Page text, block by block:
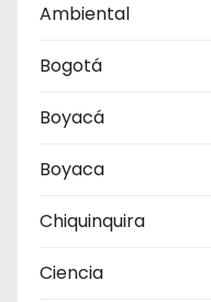
Ambiental
Bogotá
Boyacá
Boyaca
Chiquinquira
Ciencia